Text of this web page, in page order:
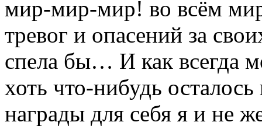
мир-мир-мир! во всём
тревог и опасений за
спела бы… И как всегда
хоть что-нибудь
награды для себя я и не